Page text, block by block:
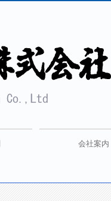
会社案内